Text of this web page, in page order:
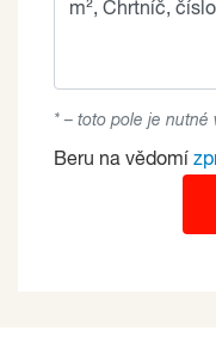
* – toto pole je nutné
Beru na vědomí